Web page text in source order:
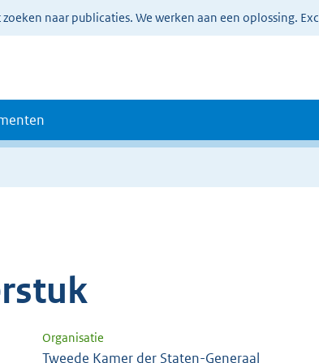
naar publicaties. We werken aan een oplossing.
Organisatie
Tweede Kamer der Staten-Generaal